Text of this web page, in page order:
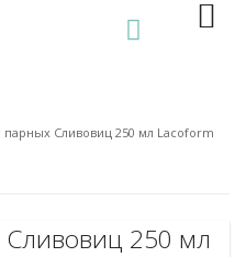
парных Сливовиц 250 мл Lacoform
250 мл